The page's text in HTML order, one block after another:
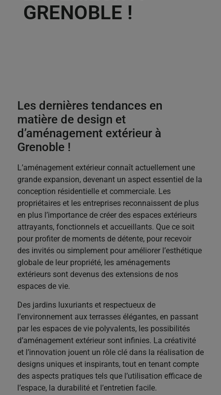
GRENOBLE !
Les dernières tendances en
matière de design et
d’aménagement extérieur à
Grenoble !
L’aménagement extérieur connaît actuellement une
grande expansion, devenant un aspect essentiel de la
conception résidentielle et commerciale. Les
propriétaires et les entreprises reconnaissent de plus
en plus l’importance de créer des espaces extérieurs
attrayants, fonctionnels et accueillants. Que ce soit
pour profiter de moments de détente, pour recevoir
des invités ou simplement pour améliorer l’esthétique
globale de leur propriété, les aménagements
extérieurs sont devenus des extensions de nos
espaces de vie.
Des jardins luxuriants et respectueux de
l’environnement aux terrasses élégantes, en passant
par les espaces de vie polyvalents, les possibilités
d’aménagement extérieur sont infinies. La créativité
et l’innovation jouent un rôle clé dans la réalisation de
designs uniques et inspirants, tout en tenant compte
des aspects pratiques tels que l’utilisation efficace de
l’espace, la durabilité et l’entretien facile.